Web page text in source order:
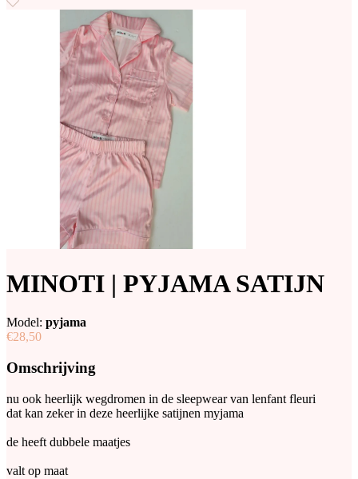
MINOTI | PYJAMA SATIJN
Model: pyjama
€28,50
Omschrijving
nu ook heerlijk wegdromen in de sleepwear van lenfant fleuri
dat kan zeker in deze heerlijke satijnen myjama
de heeft dubbele maatjes
valt op maat